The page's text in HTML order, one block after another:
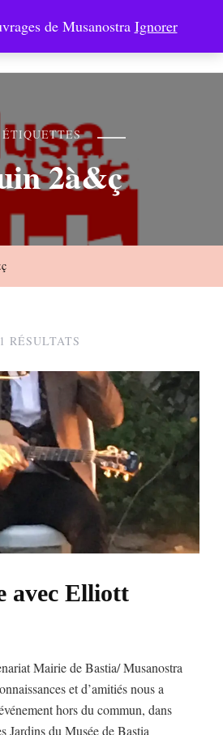
de Musanostra Ignorer
ÉTIQUETTES
2à&ç
RÉSULTATS
avec Elliott
Mairie de Bastia/ Musanostra
et d’amitiés nous a
hors du commun, dans
Jardins du Musée de Bastia